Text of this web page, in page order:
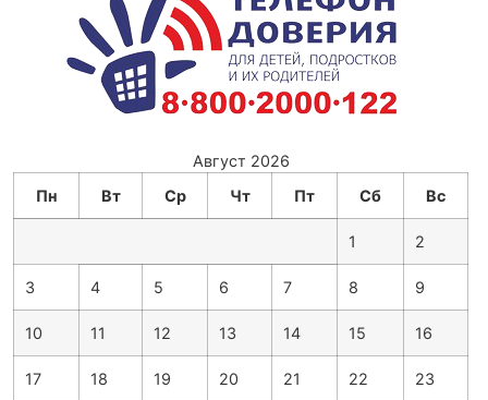
Август 2026
Пн
Вт Ср Чт Пт Сб Вс
1 2
3 4 5 6 7 8 9
10 11 12 13 14 15 16
17 18 19 20 21 22 23